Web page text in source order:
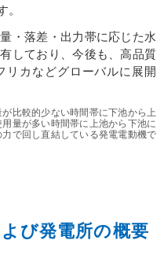
。
・落差・出力帯に応じた水
しており、今後も、高品質
リカなどグローバルに展開
比較的少ない時間帯に下池から上
量が多い時間帯に上池から下池に
で回し直結している発電電動機で
び発電所の概要